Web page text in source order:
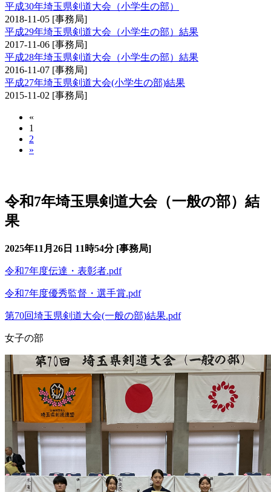
平成30年埼玉県剣道大会（小学生の部）
2018-11-05 [事務局]
平成29年埼玉県剣道大会（小学生の部）結果
2017-11-06 [事務局]
平成28年埼玉県剣道大会（小学生の部）結果
2016-11-07 [事務局]
平成27年埼玉県剣道大会(小学生の部)結果
2015-11-02 [事務局]
«
1
2
»
令和7年埼玉県剣道大会（一般の部）結
果
2025年11月26日 11時54分 [事務局]
令和7年度伝達・表彰者.pdf
令和7年度優秀監督・選手賞.pdf
第70回埼玉県剣道大会(一般の部)結果.pdf
女子の部